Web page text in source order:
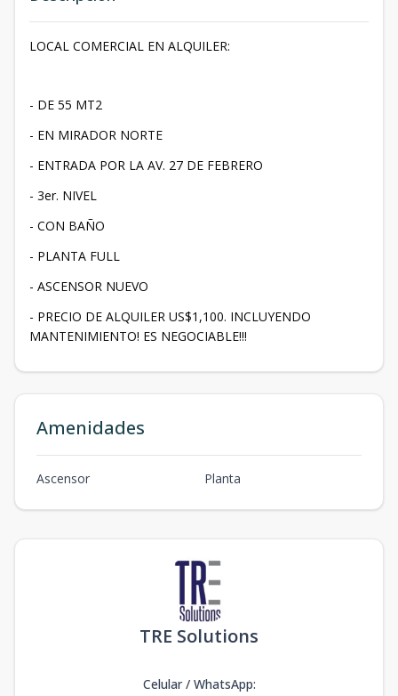
LOCAL COMERCIAL EN ALQUILER:
- DE 55 MT2
- EN MIRADOR NORTE
- ENTRADA POR LA AV. 27 DE FEBRERO
- 3er. NIVEL
- CON BAÑO
- PLANTA FULL
- ASCENSOR NUEVO
- PRECIO DE ALQUILER US$1,100. INCLUYENDO
MANTENIMIENTO! ES NEGOCIABLE!!!
Amenidades
Ascensor Planta
TRE Solutions
Celular / WhatsApp: